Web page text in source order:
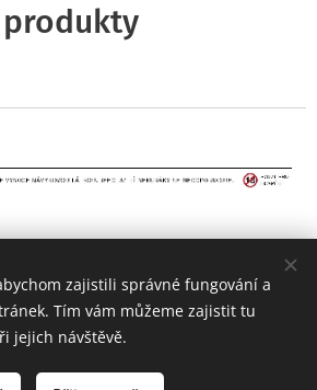
Facebook
zajistili správné fungování a
Tím vám můžeme zajistit tu
jejich návštěvě.